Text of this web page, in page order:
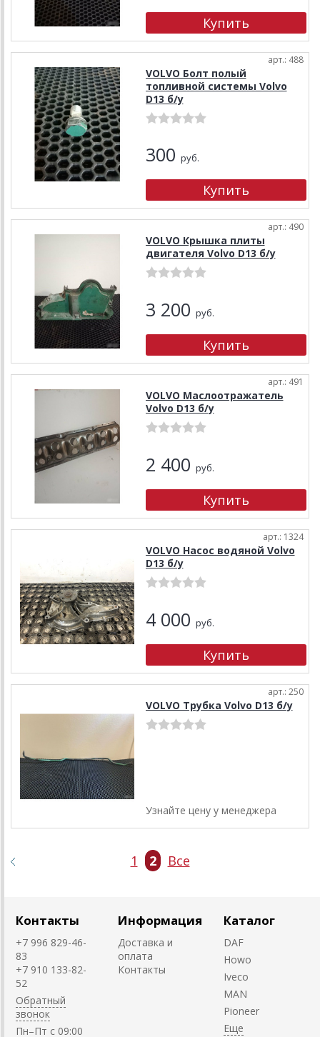
арт.: 488
VOLVO Болт полый
топливной системы Volvo
D13 б/у
300 руб.
арт.: 490
VOLVO Крышка плиты
двигателя Volvo D13 б/у
3 200 руб.
арт.: 491
VOLVO Маслоотражатель
Volvo D13 б/у
2 400 руб.
арт.: 1324
VOLVO Насос водяной Volvo
D13 б/у
4 000 руб.
арт.: 250
VOLVO Трубка Volvo D13 б/у
Узнайте цену у менеджера
1 2 Все
Контакты
+7 996 829-46-
83
+7 910 133-82-
52
Обратный
звонок
Пн–Пт с 09:00
Информация
Доставка и
оплата
Контакты
Каталог
DAF
Howo
Iveco
MAN
Pioneer